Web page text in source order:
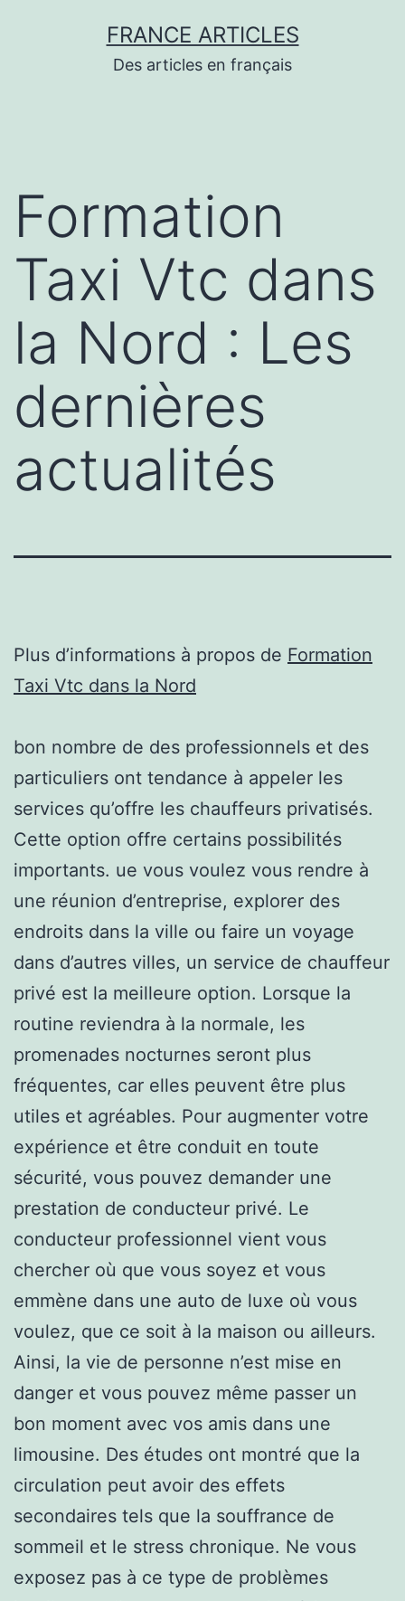
FRANCE ARTICLES
Des articles en français
Formation
Taxi Vtc dans
la Nord : Les
dernières
actualités
Plus d’informations à propos de Formation
Taxi Vtc dans la Nord
bon nombre de des professionnels et des
particuliers ont tendance à appeler les
services qu’offre les chauffeurs privatisés.
Cette option offre certains possibilités
importants. ue vous voulez vous rendre à
une réunion d’entreprise, explorer des
endroits dans la ville ou faire un voyage
dans d’autres villes, un service de chauffeur
privé est la meilleure option. Lorsque la
routine reviendra à la normale, les
promenades nocturnes seront plus
fréquentes, car elles peuvent être plus
utiles et agréables. Pour augmenter votre
expérience et être conduit en toute
sécurité, vous pouvez demander une
prestation de conducteur privé. Le
conducteur professionnel vient vous
chercher où que vous soyez et vous
emmène dans une auto de luxe où vous
voulez, que ce soit à la maison ou ailleurs.
Ainsi, la vie de personne n’est mise en
danger et vous pouvez même passer un
bon moment avec vos amis dans une
limousine. Des études ont montré que la
circulation peut avoir des effets
secondaires tels que la souffrance de
sommeil et le stress chronique. Ne vous
exposez pas à ce type de problèmes